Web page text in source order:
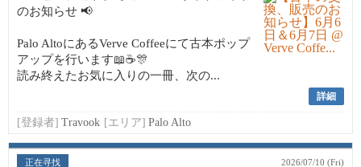
のお知らせ 📢
Palo AltoにあるVerve Coffeeにて古本ポップ
アップを行います📖☕🎊
読み終えたお気に入りの一冊、次の...
詳細
[登録者] Travook [エリア] Palo Alto
正在寻找 2026/07/10 (Fri)